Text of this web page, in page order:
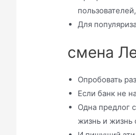
Для
смена
Опробовать
Если банк не
Одна предлог
жизнь и жизнь